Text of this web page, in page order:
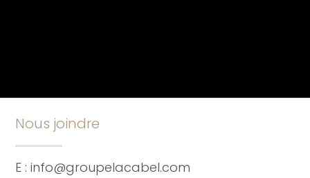
Nous joindre
E :info@groupelacabel.com